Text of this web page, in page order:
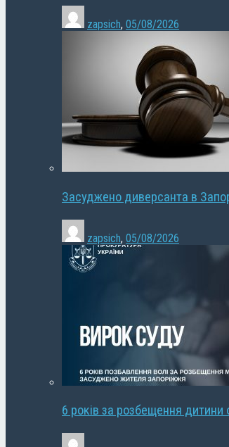
zapsich, 05/08/2026
Засуджено диверсанта в
zapsich, 05/08/2026
6 років за розбещення